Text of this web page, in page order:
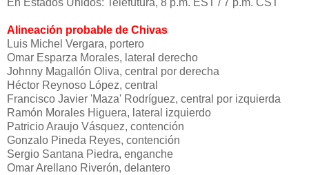
En Estados Unidos: Telefutura, 8 p.m. EST / 7 p.m. CST
Alineación probable de Chivas
Luis Michel Vergara, portero
Omar Esparza Morales, lateral derecho
Johnny Magallón Oliva, central por derecha
Héctor Reynoso López, central
Francisco Javier 'Maza' Rodríguez, central por izquierda
Ramón Morales Higuera, lateral izquierdo
Patricio Araujo Vásquez, contención
Gonzalo Pineda Reyes, contención
Sergio Santana Piedra, enganche
Omar Arellano Riverón, delantero